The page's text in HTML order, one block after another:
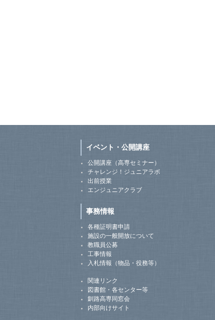
イベント・公開講座
公開講座（高専セミナー）
チャレンジ！ジュニアラボ
出前授業
エンジュニアクラブ
事務情報
各種証明書申請
施設の一般開放について
教職員公募
工事情報
入札情報（物品・役務等）
関連リンク
図書館・各センター等
釧路高専同窓会
内部向けサイト